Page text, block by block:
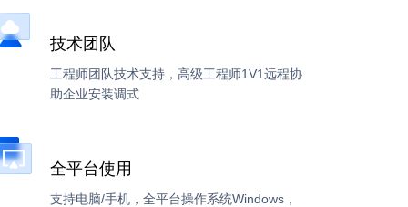
技术团队
工程师团队技术支持，高级工程师1V1远程协
助企业安装调式
全平台使用
支持电脑/手机，全平台操作系统Windows，